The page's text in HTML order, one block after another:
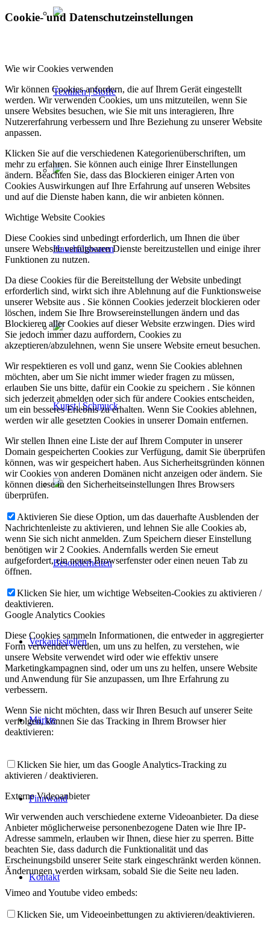
Textilien | Stoffe
Haushaltswaren
Kunst | Schmuck
Besonderheiten
Verkaufsstellen
Märkte
Pinnwand
Kontakt
Cookie- und Datenschutzeinstellungen
Wie wir Cookies verwenden
Wir können Cookies anfordern, die auf Ihrem Gerät eingestellt
werden. Wir verwenden Cookies, um uns mitzuteilen, wenn Sie
unsere Websites besuchen, wie Sie mit uns interagieren, Ihre
Nutzererfahrung verbessern und Ihre Beziehung zu unserer Website
anpassen.
Klicken Sie auf die verschiedenen Kategorienüberschriften, um
mehr zu erfahren. Sie können auch einige Ihrer Einstellungen
ändern. Beachten Sie, dass das Blockieren einiger Arten von
Cookies Auswirkungen auf Ihre Erfahrung auf unseren Websites
und auf die Dienste haben kann, die wir anbieten können.
Wichtige Website Cookies
Diese Cookies sind unbedingt erforderlich, um Ihnen die über
unsere Website verfügbaren Dienste bereitzustellen und einige ihrer
Funktionen zu nutzen.
Da diese Cookies für die Bereitstellung der Website unbedingt
erforderlich sind, wirkt sich ihre Ablehnung auf die Funktionsweise
unserer Website aus . Sie können Cookies jederzeit blockieren oder
löschen, indem Sie Ihre Browsereinstellungen ändern und das
Blockieren aller Cookies auf dieser Website erzwingen. Dies wird
Sie jedoch immer dazu auffordern, Cookies zu
akzeptieren/abzulehnen, wenn Sie unsere Website erneut besuchen.
Wir respektieren es voll und ganz, wenn Sie Cookies ablehnen
möchten, aber um Sie nicht immer wieder fragen zu müssen,
erlauben Sie uns bitte, dafür ein Cookie zu speichern . Sie können
sich jederzeit abmelden oder sich für andere Cookies entscheiden,
um ein besseres Erlebnis zu erhalten. Wenn Sie Cookies ablehnen,
werden wir alle gesetzten Cookies in unserer Domain entfernen.
Wir stellen Ihnen eine Liste der auf Ihrem Computer in unserer
Domain gespeicherten Cookies zur Verfügung, damit Sie überprüfen
können, was wir gespeichert haben. Aus Sicherheitsgründen können
wir Cookies von anderen Domänen nicht anzeigen oder ändern. Sie
können diese in den Sicherheitseinstellungen Ihres Browsers
überprüfen.
Aktivieren Sie diese Option, um das dauerhafte Ausblenden der
Nachrichtenleiste zu aktivieren, und lehnen Sie alle Cookies ab,
wenn Sie sich nicht anmelden. Zum Speichern dieser Einstellung
benötigen wir 2 Cookies. Andernfalls werden Sie erneut
aufgefordert, ein neues Browserfenster oder einen neuen Tab zu
öffnen.
Klicken Sie hier, um wichtige Webseiten-Cookies zu aktivieren /
deaktivieren.
Google Analytics Cookies
Diese Cookies sammeln Informationen, die entweder in aggregierter
Form verwendet werden, um uns zu helfen, zu verstehen, wie
unsere Website verwendet wird oder wie effektiv unsere
Marketingkampagnen sind, oder um uns zu helfen, unsere Website
und Anwendung für Sie anzupassen, um Ihre Erfahrung zu
verbessern.
Wenn Sie nicht möchten, dass wir Ihren Besuch auf unserer Seite
verfolgen, können Sie das Tracking in Ihrem Browser hier
deaktivieren:
Klicken Sie hier, um das Google Analytics-Tracking zu
aktivieren / deaktivieren.
Externe Videoanbieter
Wir verwenden auch verschiedene externe Videoanbieter. Da diese
Anbieter möglicherweise personenbezogene Daten wie Ihre IP-
Adresse sammeln, erlauben wir Ihnen, diese hier zu sperren. Bitte
beachten Sie, dass dadurch die Funktionalität und das
Erscheinungsbild unserer Seite stark eingeschränkt werden können.
Änderungen werden wirksam, sobald Sie die Seite neu laden.
Vimeo and Youtube video embeds:
Klicken Sie, um Videoeinbettungen zu aktivieren/deaktivieren.